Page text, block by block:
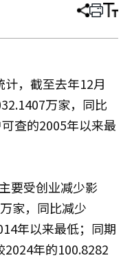
分
章
打 调
小
，截至去年12月
万家，同比
查的2005年以来最
要受创业减少影
家，同比减少
年以来最低；同期
年的100.8282